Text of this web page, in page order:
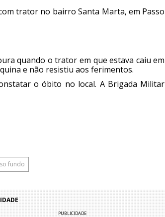
trator no bairro Santa Marta, em Passo
quando o trator em que estava caiu em
e não resistiu aos ferimentos.
o óbito no local. A Brigada Militar
fundo
PUBLICIDADE